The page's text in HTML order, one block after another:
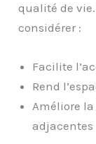
qualité de
considérer :
Facilite
Rend
Améliore
adjacentes